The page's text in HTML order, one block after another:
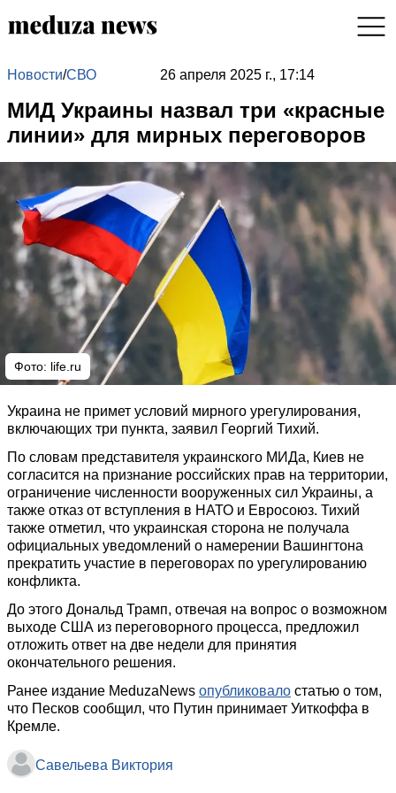
Новости/СВО 26 апреля 2025 г., 17:14
МИД Украины назвал три «красные
линии» для мирных переговоров
Фото: life.ru
Украина не примет условий мирного урегулирования,
включающих три пункта, заявил Георгий Тихий.
По словам представителя украинского МИДа, Киев не
согласится на признание российских прав на территории,
ограничение численности вооруженных сил Украины, а
также отказ от вступления в НАТО и Евросоюз. Тихий
также отметил, что украинская сторона не получала
официальных уведомлений о намерении Вашингтона
прекратить участие в переговорах по урегулированию
конфликта.
До этого Дональд Трамп, отвечая на вопрос о возможном
выходе США из переговорного процесса, предложил
отложить ответ на две недели для принятия
окончательного решения.
Ранее издание MeduzaNews опубликовало статью о том,
что Песков сообщил, что Путин принимает Уиткоффа в
Кремле.
Савельева Виктория